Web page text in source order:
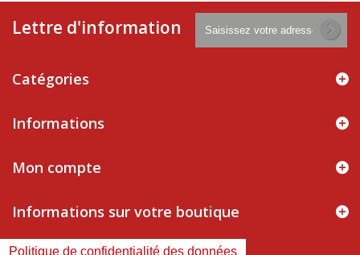
Lettre d'information
Catégories
Informations
Mon compte
Informations sur votre boutique
Politique de confidentialité des données